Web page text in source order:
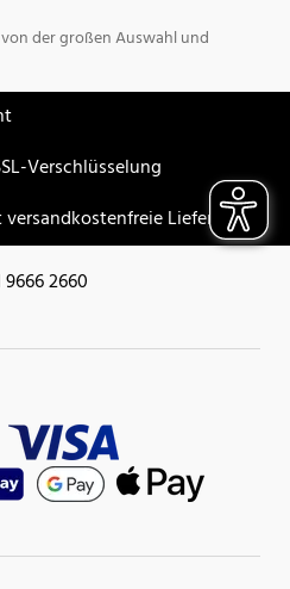
der großen Auswahl und
Verschlüsselung
Lieferung
9666 2660